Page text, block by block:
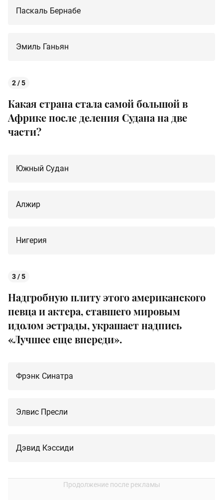
Паскаль Бернабе
Эмиль Ганьян
2 / 5
Какая страна стала самой большой в
Африке после деления Судана на две
части?
Южный Судан
Алжир
Нигерия
3 / 5
Надгробную плиту этого американского
певца и актера, ставшего мировым
идолом эстрады, украшает надпись
«Лучшее еще впереди».
Фрэнк Синатра
Элвис Пресли
Дэвид Кэссиди